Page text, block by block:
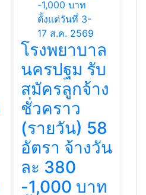
โรงพยาบาล
นครปฐม รับ
สมัครลูกจ้าง
ชั่วคราว
(รายวัน) 58
อัตรา จ้างวัน
ละ 380
-1,000 บาท